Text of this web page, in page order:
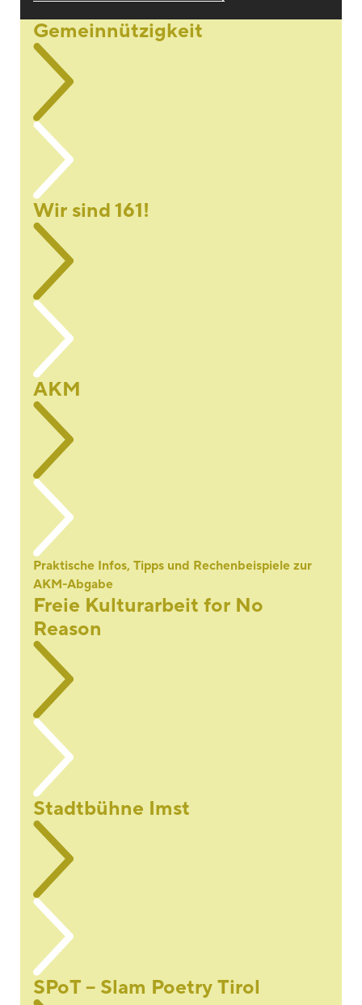
Gemeinnützigkeit
Wir sind 161!
AKM
Praktische Infos, Tipps und Rechenbeispiele zur
AKM-Abgabe
Freie Kulturarbeit for No
Reason
Stadtbühne Imst
SPoT – Slam Poetry Tirol
Blackboard